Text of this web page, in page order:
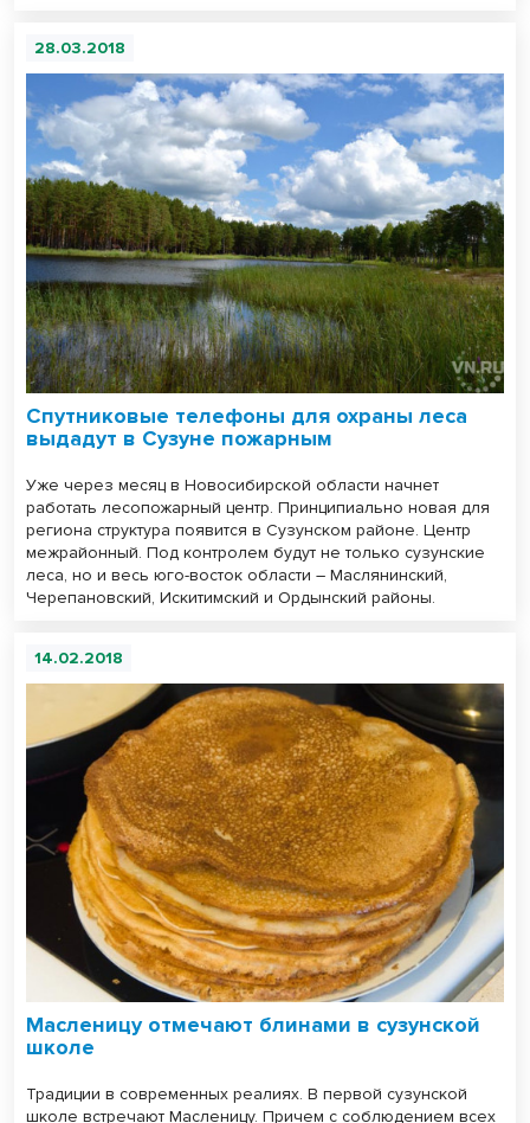
28.03.2018
Спутниковые телефоны для охраны леса
выдадут в Сузуне пожарным
Уже через месяц в Новосибирской области начнет
работать лесопожарный центр. Принципиально новая для
региона структура появится в Сузунском районе. Центр
межрайонный. Под контролем будут не только сузунские
леса, но и весь юго-восток области – Маслянинский,
Черепановский, Искитимский и Ордынский районы.
14.02.2018
Масленицу отмечают блинами в сузунской
школе
Традиции в современных реалиях. В первой сузунской
школе встречают Масленицу. Причем с соблюдением всех